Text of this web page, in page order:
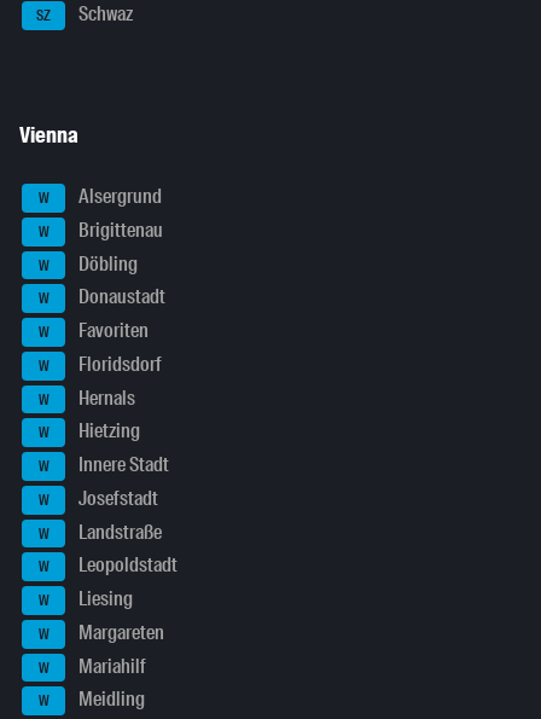
SZ Schwaz
Vienna
W Alsergrund
W Brigittenau
W Döbling
W Donaustadt
W Favoriten
W Floridsdorf
W Hernals
W Hietzing
W Innere Stadt
W Josefstadt
W Landstraße
W Leopoldstadt
W Liesing
W Margareten
W Mariahilf
W Meidling